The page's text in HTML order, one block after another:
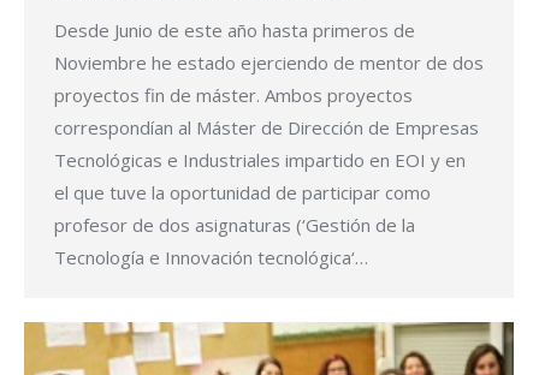
Desde Junio de este año hasta primeros de
Noviembre he estado ejerciendo de mentor de dos
proyectos fin de máster. Ambos proyectos
correspondían al Máster de Dirección de Empresas
Tecnológicas e Industriales impartido en EOI y en
el que tuve la oportunidad de participar como
profesor de dos asignaturas (‘Gestión de la
Tecnología e Innovación tecnológica‘…